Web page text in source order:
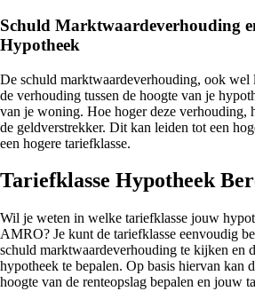
Schuld Marktwaardeverhouding
Hypotheek
De schuld marktwaardeverhouding, ook wel
de verhouding tussen de hoogte van je
van je woning. Hoe hoger deze verhouding,
de geldverstrekker. Dit kan leiden tot een
een hogere tariefklasse.
Tariefklasse Hypotheek
Wil je weten in welke tariefklasse jouw
AMRO? Je kunt de tariefklasse eenvoudig
schuld marktwaardeverhouding te kijken en
hypotheek te bepalen. Op basis hiervan kan
hoogte van de renteopslag bepalen en jouw